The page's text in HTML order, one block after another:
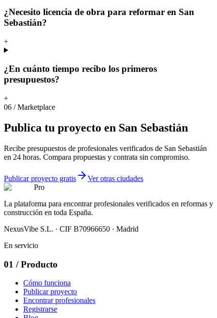
¿Necesito licencia de obra para reformar en San
Sebastián?
+
¿En cuánto tiempo recibo los primeros
presupuestos?
+
06 /Marketplace
Publica tu proyecto en San Sebastián
Recibe presupuestos de profesionales verificados de San Sebastián
en 24 horas. Compara propuestas y contrata sin compromiso.
Publicar proyecto gratis
Ver otras ciudades
Pro
La plataforma para encontrar profesionales verificados en reformas y
construcción en toda España.
NexusVibe S.L. · CIF B70966650 · Madrid
En servicio
01 / Producto
Cómo funciona
Publicar proyecto
Encontrar profesionales
Registrarse